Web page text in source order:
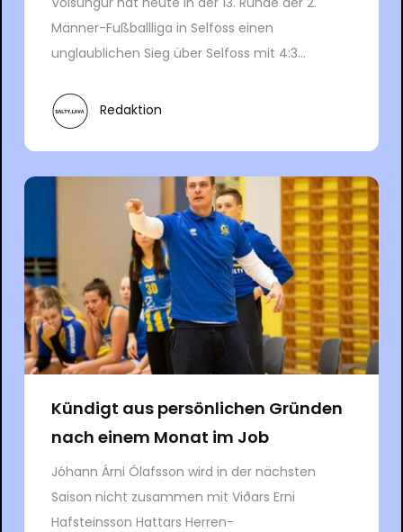
Männer-Fußballliga in Selfoss einen
unglaublichen Sieg über Selfoss mit 4:3...
Redaktion
Kündigt aus persönlichen Gründen
nach einem Monat im Job
Jóhann Árni Ólafsson wird in der nächsten
Saison nicht zusammen mit Viðars Erni
Hafsteinsson Hattars Herren-